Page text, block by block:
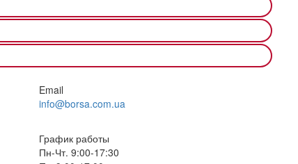
Email
info@borsa.com.ua
График работы
Пн-Чт. 9:00-17:30